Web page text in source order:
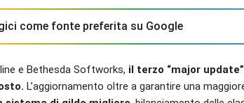
come fonte preferita su Google
e Bethesda Softworks, il terzo “major
L’aggiornamento oltre a garantire una